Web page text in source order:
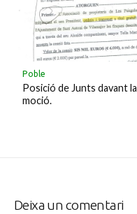
Poble
Posició de Junts davant la
moció.
Deixa un comentari